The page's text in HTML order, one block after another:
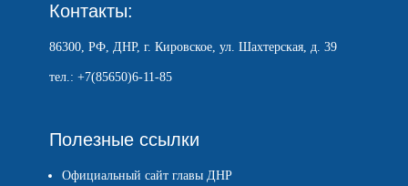
Контакты:
86300, РФ, ДНР, г. Кировское, ул. Шахтерская, д. 39
тел.: +7(85650)6-11-85
Полезные ссылки
Официальный сайт главы ДНР